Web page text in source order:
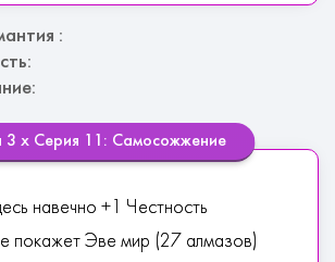
:
3 х Серия 11: Самосожжение
навечно +1 Честность
покажет Эве мир (27 алмазов)